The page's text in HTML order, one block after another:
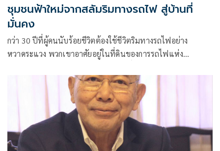
ชุมชนฟ้าใหม่จากสลัมริมทางรถไฟ สู่บ้านที่
มั่นคง
กว่า 30 ปีที่ผู้คนนับร้อยชีวิตต้องใช้ชีวิตริมทางรถไฟอย่าง
หวาดระแวง พวกเขาอาศัยอยู่ในที่ดินของการรถไฟแห่ง